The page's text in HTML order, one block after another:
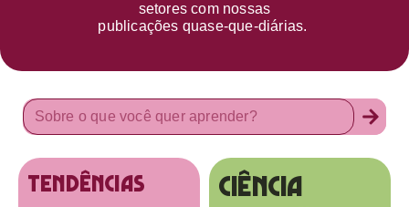
setorescom nossas
publicações quase-que-diárias.
tendências Ciência